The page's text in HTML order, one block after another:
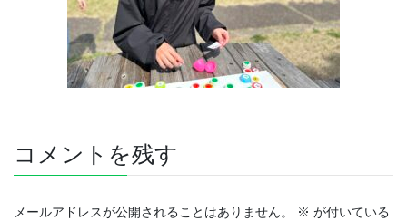
コメントを残す
メールアドレスが公開されることはありません。 ※ が付いている